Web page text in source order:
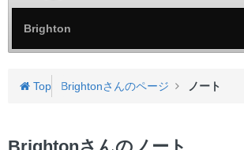
Brighton
Top Brightonさんのページ ノート